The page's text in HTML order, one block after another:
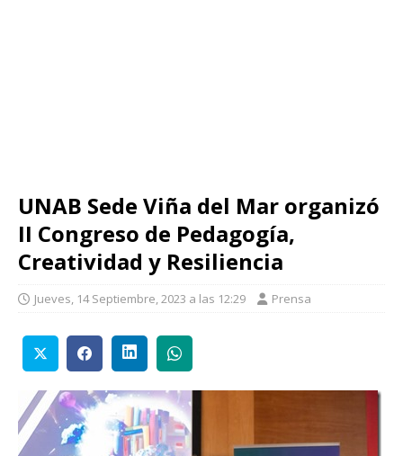
UNAB Sede Viña del Mar organizó
II Congreso de Pedagogía,
Creatividad y Resiliencia
Jueves, 14 Septiembre, 2023 a las 12:29 Prensa